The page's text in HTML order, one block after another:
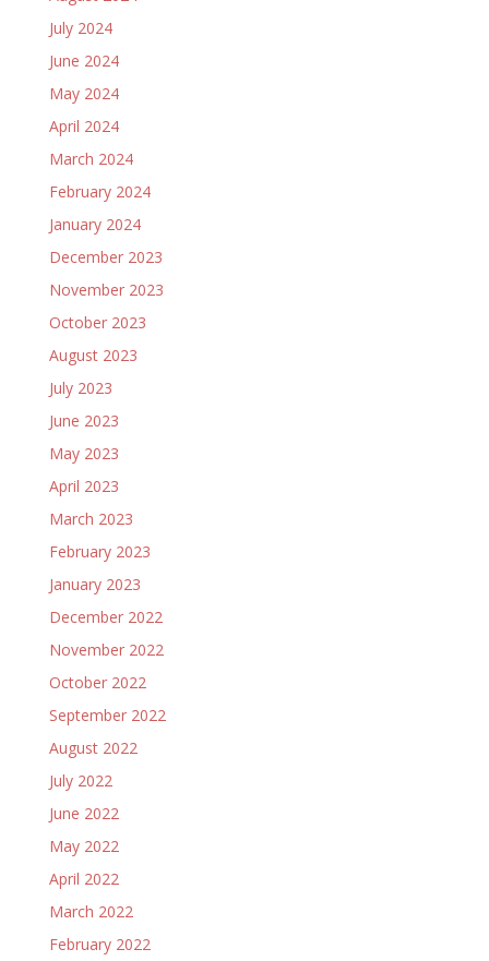
July 2024
June 2024
May 2024
April 2024
March 2024
February 2024
January 2024
December 2023
November 2023
October 2023
August 2023
July 2023
June 2023
May 2023
April 2023
March 2023
February 2023
January 2023
December 2022
November 2022
October 2022
September 2022
August 2022
July 2022
June 2022
May 2022
April 2022
March 2022
February 2022